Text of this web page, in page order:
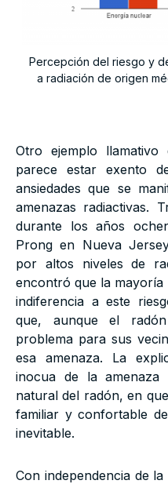
Percepción del riesgo y
a radiación de origen
Otro ejemplo
parece estar exento
ansiedades que se
amenazas radiactivas.
durante los años
Prong en Nueva
por altos niveles de
encontró que la mayoría
indiferencia a este
que, aunque el
problema para sus
esa amenaza. La
inocua de la
natural del radón, en
familiar y confortable
inevitable.
Con independencia de